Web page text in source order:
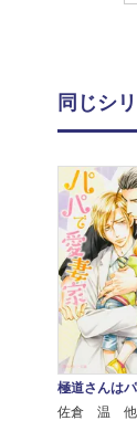
同じシ
極道さんは
佐倉 温 他